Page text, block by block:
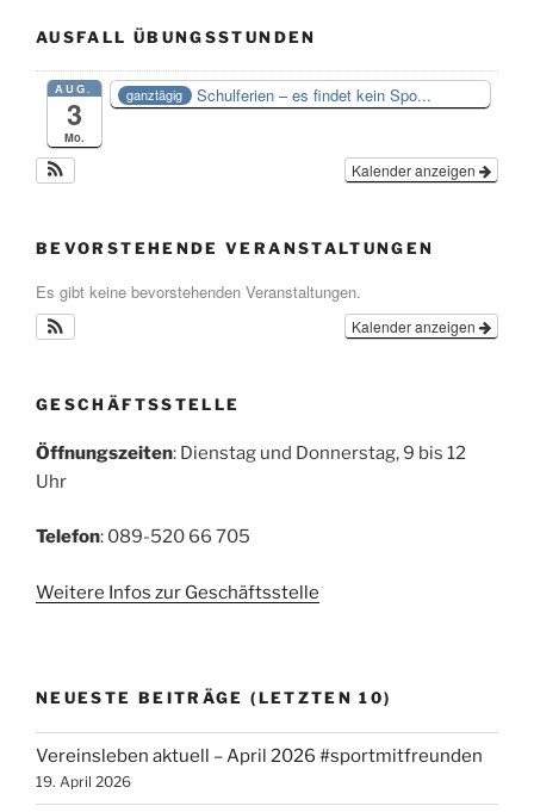
AUSFALL ÜBUNGSSTUNDEN
AUG.
3
Mo.
ganztägig Schulferien – es findet kein Spo...
Kalender anzeigen
BEVORSTEHENDE VERANSTALTUNGEN
Es gibt keine bevorstehenden Veranstaltungen.
Kalender anzeigen
GESCHÄFTSSTELLE
Öffnungszeiten: Dienstag und Donnerstag, 9 bis 12
Uhr
Telefon: 089-520 66 705
Weitere Infos zur Geschäftsstelle
NEUESTE BEITRÄGE (LETZTEN 10)
Vereinsleben aktuell – April 2026 #sportmitfreunden
19. April 2026